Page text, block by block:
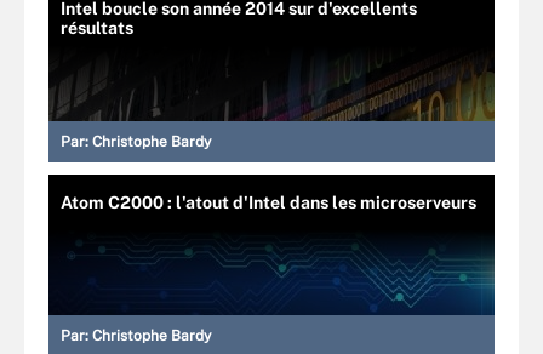
Intel boucle son année 2014 sur d'excellents
résultats
Par: Christophe Bardy
Atom C2000 : l'atout d'Intel dans les microserveurs
Par: Christophe Bardy